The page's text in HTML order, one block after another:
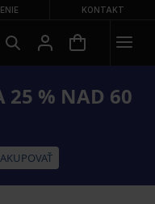
KONTAKT
25 % NAD 60